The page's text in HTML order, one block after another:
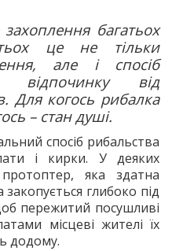
багатьох
це не тільки
але і спосіб
відпочинку від
Для когось рибалка
– стан душі.
спосіб рибальства
і кирки. У деяких
яка здатна
глибоко під
пережитий посушливі
місцеві жителі їх
додому.